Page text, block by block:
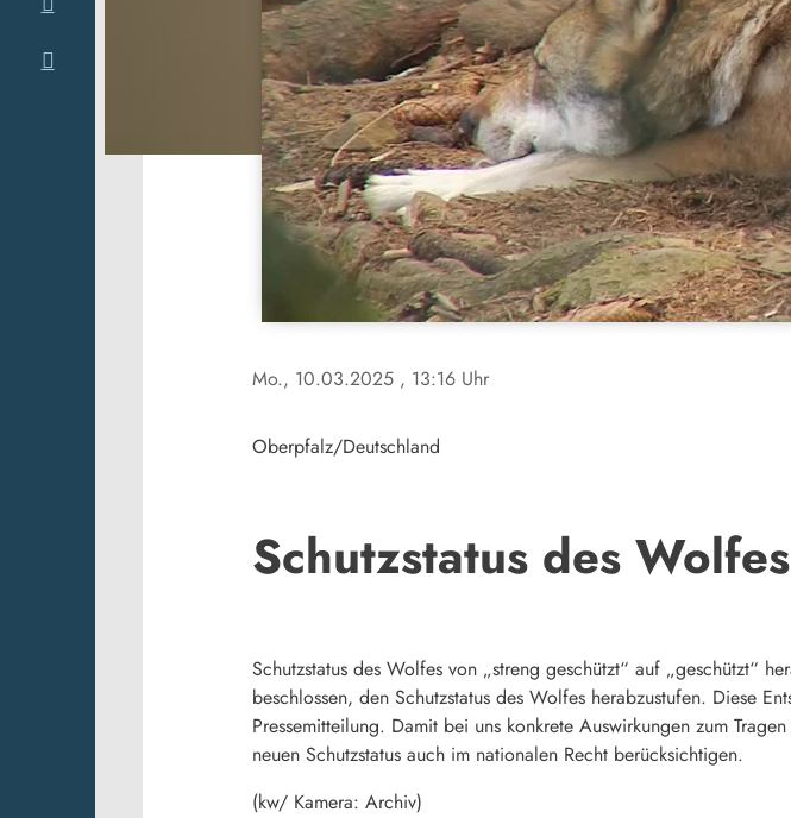
Mo., 10.03.2025 , 13:16 Uhr
Oberpfalz/Deutschland
Schutzstatus des
Schutzstatus des Wolfes von „streng geschützt“ auf „geschützt“
beschlossen, den Schutzstatus des Wolfes herabzustufen. Diese
Pressemitteilung. Damit bei uns konkrete Auswirkungen zum
neuen Schutzstatus auch im nationalen Recht berücksichtigen.
(kw/ Kamera: Archiv)